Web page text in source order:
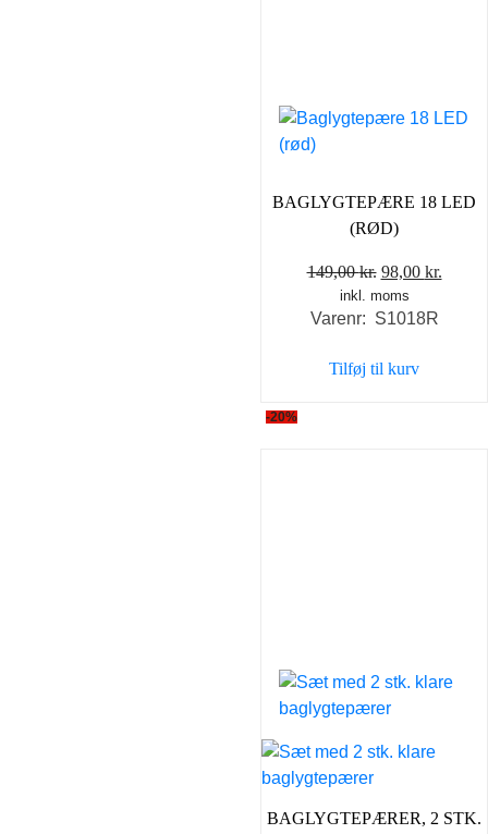
BAGLYGTEPÆRE 18 LED
(RØD)
149,00kr. Den
oprindelige
pris
149,00 kr..
98,00 kr.
inkl. moms
Varenr: S1018R
Tilføj til kurv
-20%
BAGLYGTEPÆRER, 2 STK.